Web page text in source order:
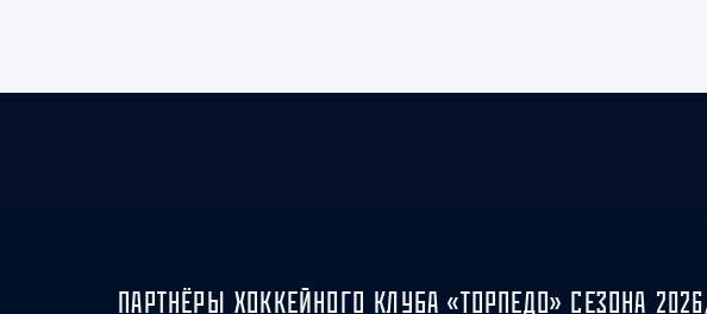
ПАРТНЁРЫ ХОККЕЙНОГО КЛУБА «ТОРПЕДО» СЕЗОНА